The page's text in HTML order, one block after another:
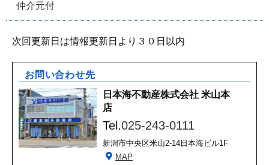
仲介元付
次回更新日は情報更新日より３０日以内
お問い合わせ先
日本海不動産株式会社 米山本
店
Tel.025-243-0111
新潟市中央区米山2-14日本海ビル1F
MAP